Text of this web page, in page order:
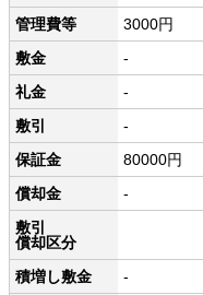
管理費等
3000円
敷金
-
礼金
-
敷引
-
保証金
80000円
償却金
-
敷引
償却区分
積増し敷金
-